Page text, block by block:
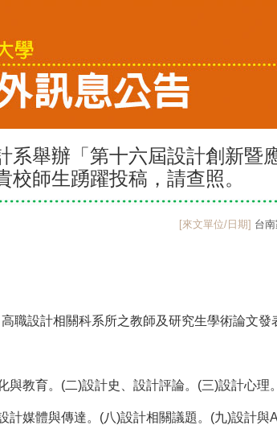
系舉辦「第十六屆設計創新暨
校師生踴躍投稿，請查照。
[來文單位/日期] 台
職設計相關科系所之教師及研究生學術論文
與教育。(二)設計史、設計評論。(三)設計心理
計媒體與傳達。(八)設計相關議題。(九)設計與